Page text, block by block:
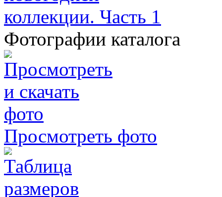
Фотографии каталога
Просмотреть фото